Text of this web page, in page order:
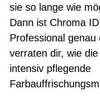
sie so lange wie
Dann ist Chroma
Professional genau
verraten dir, wie
intensiv pflegende